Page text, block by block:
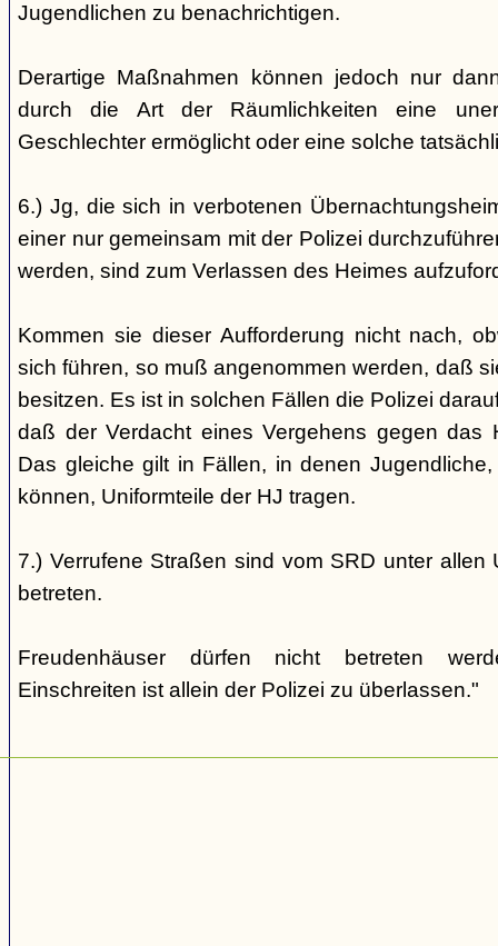
Jugendlichen zu benachrichtigen.
Derartige Maßnahmen können jedoch nur
durch die Art der Räumlichkeiten eine
Geschlechter ermöglicht oder eine solche
6.) Jg, die sich in verbotenen
einer nur gemeinsam mit der Polizei
werden, sind zum Verlassen des Heimes
Kommen sie dieser Aufforderung nicht nach,
sich führen, so muß angenommen werden, daß
besitzen. Es ist in solchen Fällen die Polizei
daß der Verdacht eines Vergehens gegen das
Das gleiche gilt in Fällen, in denen
können, Uniformteile der HJ tragen.
7.) Verrufene Straßen sind vom SRD unter allen
betreten.
Freudenhäuser dürfen nicht betreten
Einschreiten ist allein der Polizei zu überlassen."